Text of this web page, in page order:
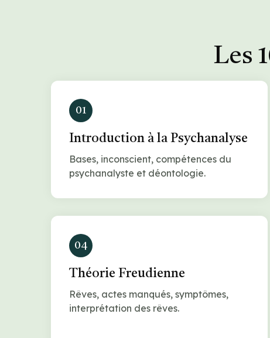
Les
01
Introduction à la Psychanalyse
Bases, inconscient, compétences du
psychanalyste et déontologie.
04
Théorie Freudienne
Rêves, actes manqués, symptômes,
interprétation des rêves.